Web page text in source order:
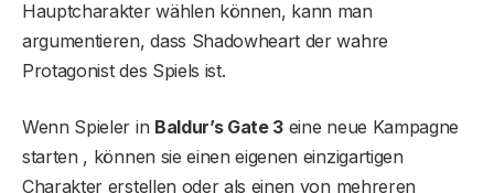
Hauptcharakter wählen können, kann man
argumentieren, dass Shadowheart der wahre
Protagonist des Spiels ist.
Wenn Spieler in Baldur’s Gate 3 eine neue Kampagne
starten , können sie einen eigenen einzigartigen
Charakter erstellen oder als einen von mehreren